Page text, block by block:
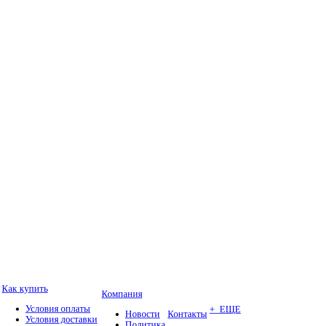
Как купить
Условия оплаты
Условия доставки
Компания
Новости
Контакты + ЕЩЕ